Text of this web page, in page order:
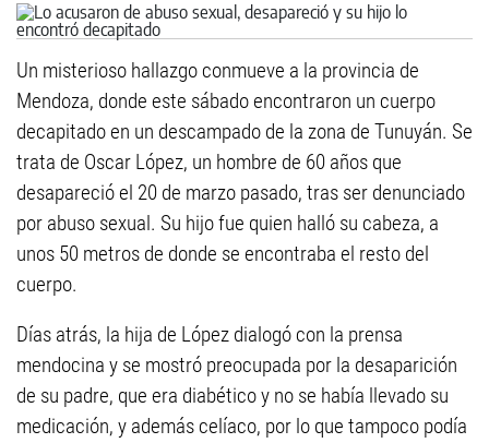
Un misterioso hallazgo conmueve a la provincia de
Mendoza, donde este sábado encontraron un cuerpo
decapitado en un descampado de la zona de Tunuyán. Se
trata de Oscar López, un hombre de 60 años que
desapareció el 20 de marzo pasado, tras ser denunciado
por abuso sexual. Su hijo fue quien halló su cabeza, a
unos 50 metros de donde se encontraba el resto del
cuerpo.
Días atrás, la hija de López dialogó con la prensa
mendocina y se mostró preocupada por la desaparición
de su padre, que era diabético y no se había llevado su
medicación, y además celíaco, por lo que tampoco podía